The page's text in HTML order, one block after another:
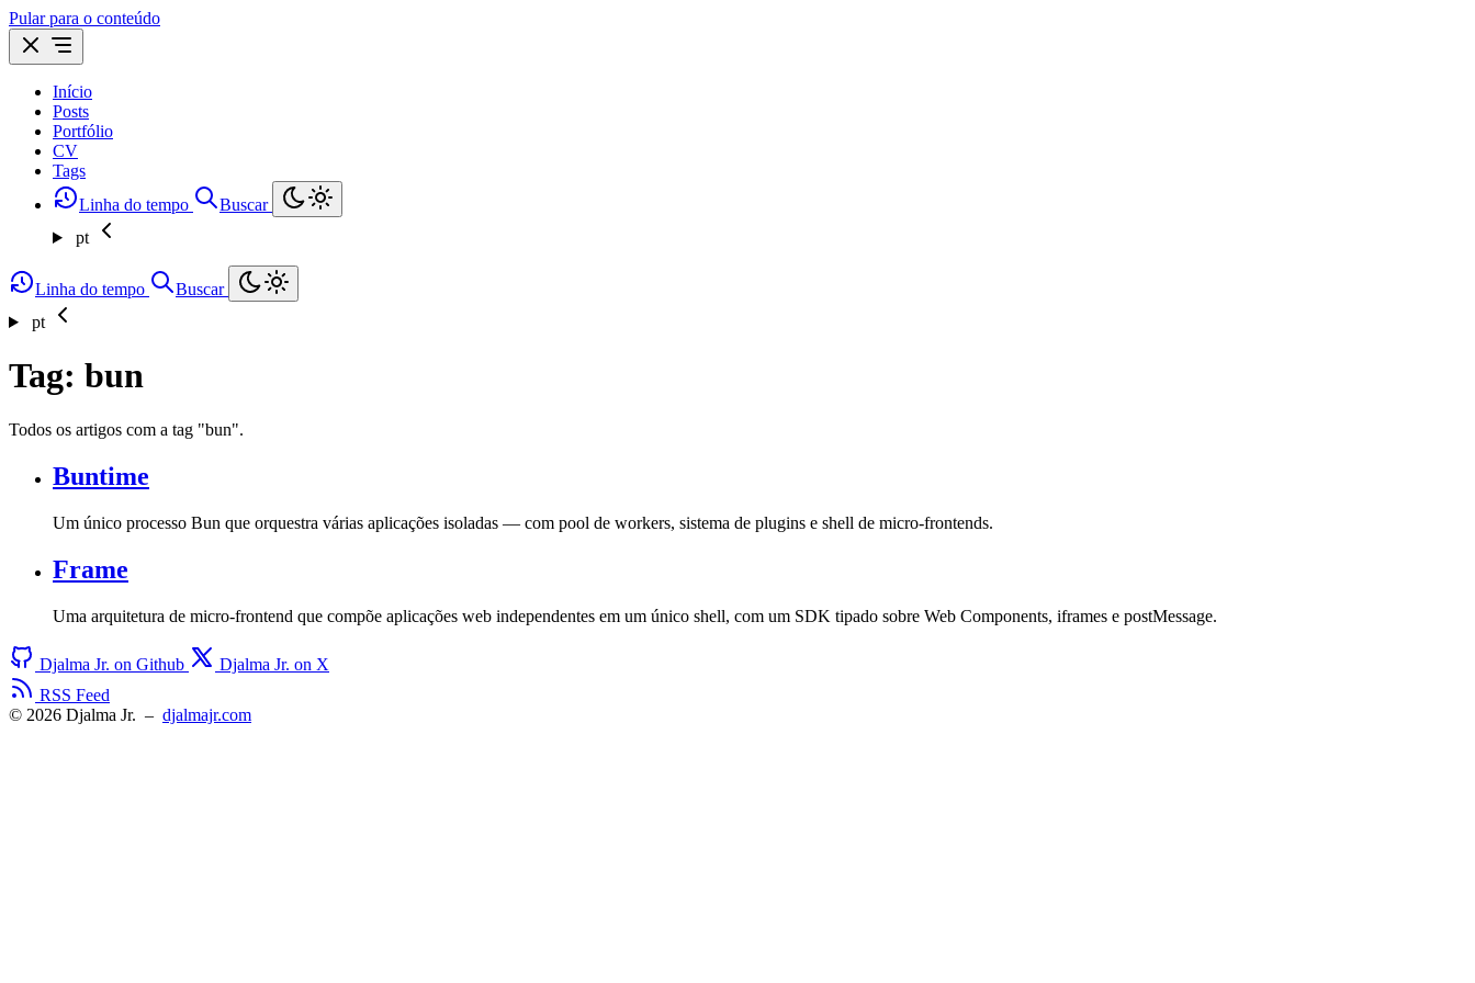
Pular para o conteúdo
Início
Posts
Portfólio
CV
Tags
Linha do tempo
Buscar
pt
Linha do tempo
Buscar
pt
Tag: bun
Todos os artigos com a tag "bun".
Buntime
Um único processo Bun que orquestra várias aplicações isoladas — com pool de workers, sistema de plugins e shell de micro-frontends.
Frame
Uma arquitetura de micro-frontend que compõe aplicações web independentes em um único shell, com um SDK tipado sobre Web Components, iframes e postMessage.
Djalma Jr. on Github
Djalma Jr. on X
RSS Feed
© 2026 Djalma Jr. – djalmajr.com